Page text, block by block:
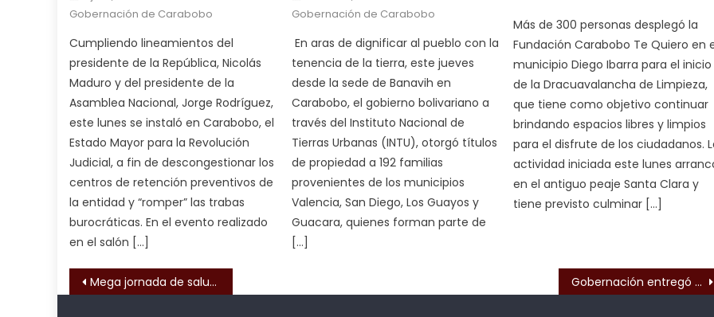
squirting,
ह
पस
द,
Gobernación de Carabobo
Cumpliendo lineamientos del
presidente de la República, Nicolás
Maduro y del presidente de la
Asamblea Nacional, Jorge Rodríguez,
este lunes se instaló en Carabobo, el
Estado Mayor para la Revolución
Judicial, a fin de descongestionar los
centros de retención preventivos de
la entidad y “romper” las trabas
burocráticas. En el evento realizado
en el salón […]
Gobernación de Carabobo
En aras de dignificar al pueblo con la
tenencia de la tierra, este jueves
desde la sede de Banavih en
Carabobo, el gobierno bolivariano a
través del Instituto Nacional de
Tierras Urbanas (INTU), otorgó títulos
de propiedad a 192 familias
provenientes de los municipios
Valencia, San Diego, Los Guayos y
Guacara, quienes forman parte de
[…]
Más de 300 personas desplegó la
Fundación Carabobo Te Quiero en
municipio Diego Ibarra para el inicio
de la Dracuavalancha de Limpieza,
que tiene como objetivo continuar
brindando espacios libres y limpios
para el disfrute de los ciudadanos.
actividad iniciada este lunes
en el antiguo peaje Santa Clara y
tiene previsto culminar […]
Navegación de entradas
Mega jornada de salud atendió a más de 1500 habitantes de La Isabelica Gobernación entregó reconocimientos a personal del Centro Quirúrgico Carabobo 200 en La Isabelica